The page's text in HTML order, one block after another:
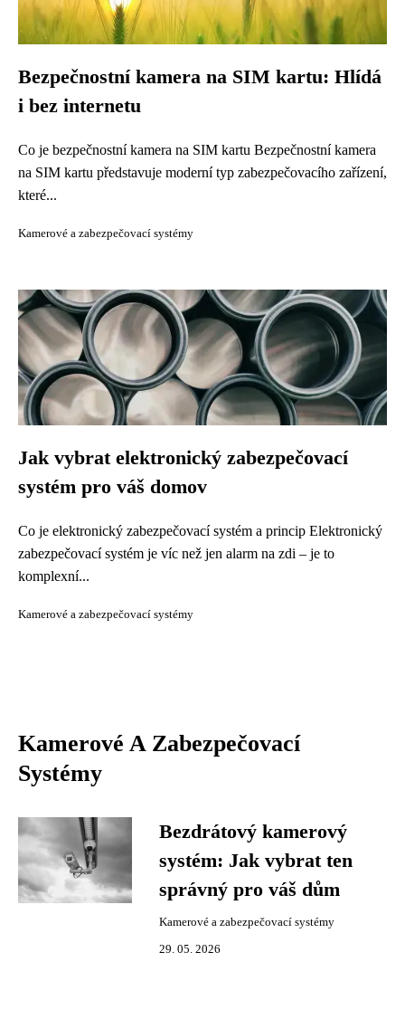
Bezpečnostní kamera na SIM kartu: Hlídá
i bez internetu
Co je bezpečnostní kamera na SIM kartu Bezpečnostní kamera
na SIM kartu představuje moderní typ zabezpečovacího zařízení,
které...
Kamerové a zabezpečovací systémy
Jak vybrat elektronický zabezpečovací
systém pro váš domov
Co je elektronický zabezpečovací systém a princip Elektronický
zabezpečovací systém je víc než jen alarm na zdi – je to
komplexní...
Kamerové a zabezpečovací systémy
Kamerové A Zabezpečovací
Systémy
Bezdrátový kamerový
systém: Jak vybrat ten
správný pro váš dům
Kamerové a zabezpečovací systémy
29. 05. 2026